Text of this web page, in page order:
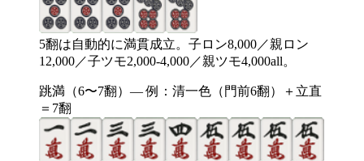
5翻は自動的に満貫成立。子ロン8,000／親ロン
12,000／子ツモ2,000-4,000／親ツモ4,000all。
跳満（6〜7翻）— 例：清一色（門前6翻）＋立直
＝7翻